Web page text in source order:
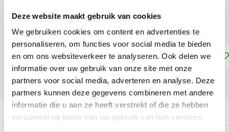
Deze website maakt gebruik van cookies
We gebruiken cookies om content en advertenties te
personaliseren, om functies voor social media te bieden
en om ons websiteverkeer te analyseren. Ook delen we
informatie over uw gebruik van onze site met onze
partners voor social media, adverteren en analyse. Deze
partners kunnen deze gegevens combineren met andere
informatie die u aan ze heeft verstrekt of die ze hebben
verzameld op basis van uw gebruik van hun services.
12 count halve kruisjes
voorbedrukt
Lees meer
Toevoegen aan winkelwagen
DELEN: